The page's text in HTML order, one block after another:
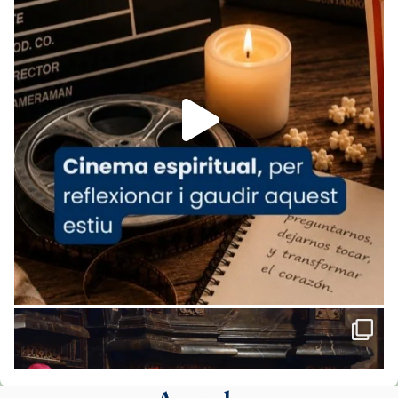
www.vaticannews.va/es/iglesia/news/2026-
07/carmina-historia-depresion-papa-viaje-
espana-testimoni...
Foto
View on Facebook · Share
Arquebisbat de Barcelona
2 weeks ago
«Avui les santes Juliana i Semproniana ens
ajuden a alçar la mirada»
Mons. Sergi Gordo, bisbe de Tortosa, ha
presidit aquest 27 de juliol la missa de Les
Santes de Mataró.
🔗tinyurl.com/cvu5jmbk
📸 J. Merino